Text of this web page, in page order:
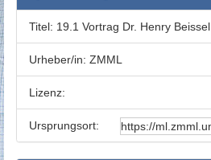
Titel: 19.1 Vortrag Dr. Henry Beissel
Urheber/in: ZMML
Lizenz:
Ursprungsort: